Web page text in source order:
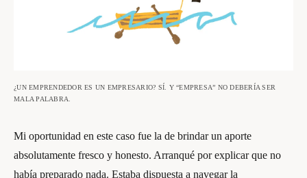
¿UN EMPRENDEDOR ES UN EMPRESARIO? SÍ. Y “EMPRESA” NO DEBERÍA SER
MALA PALABRA.
Mi oportunidad en este caso fue la de brindar un aporte
absolutamente fresco y honesto. Arranqué por explicar que no
había preparado nada. Estaba dispuesta a navegar la